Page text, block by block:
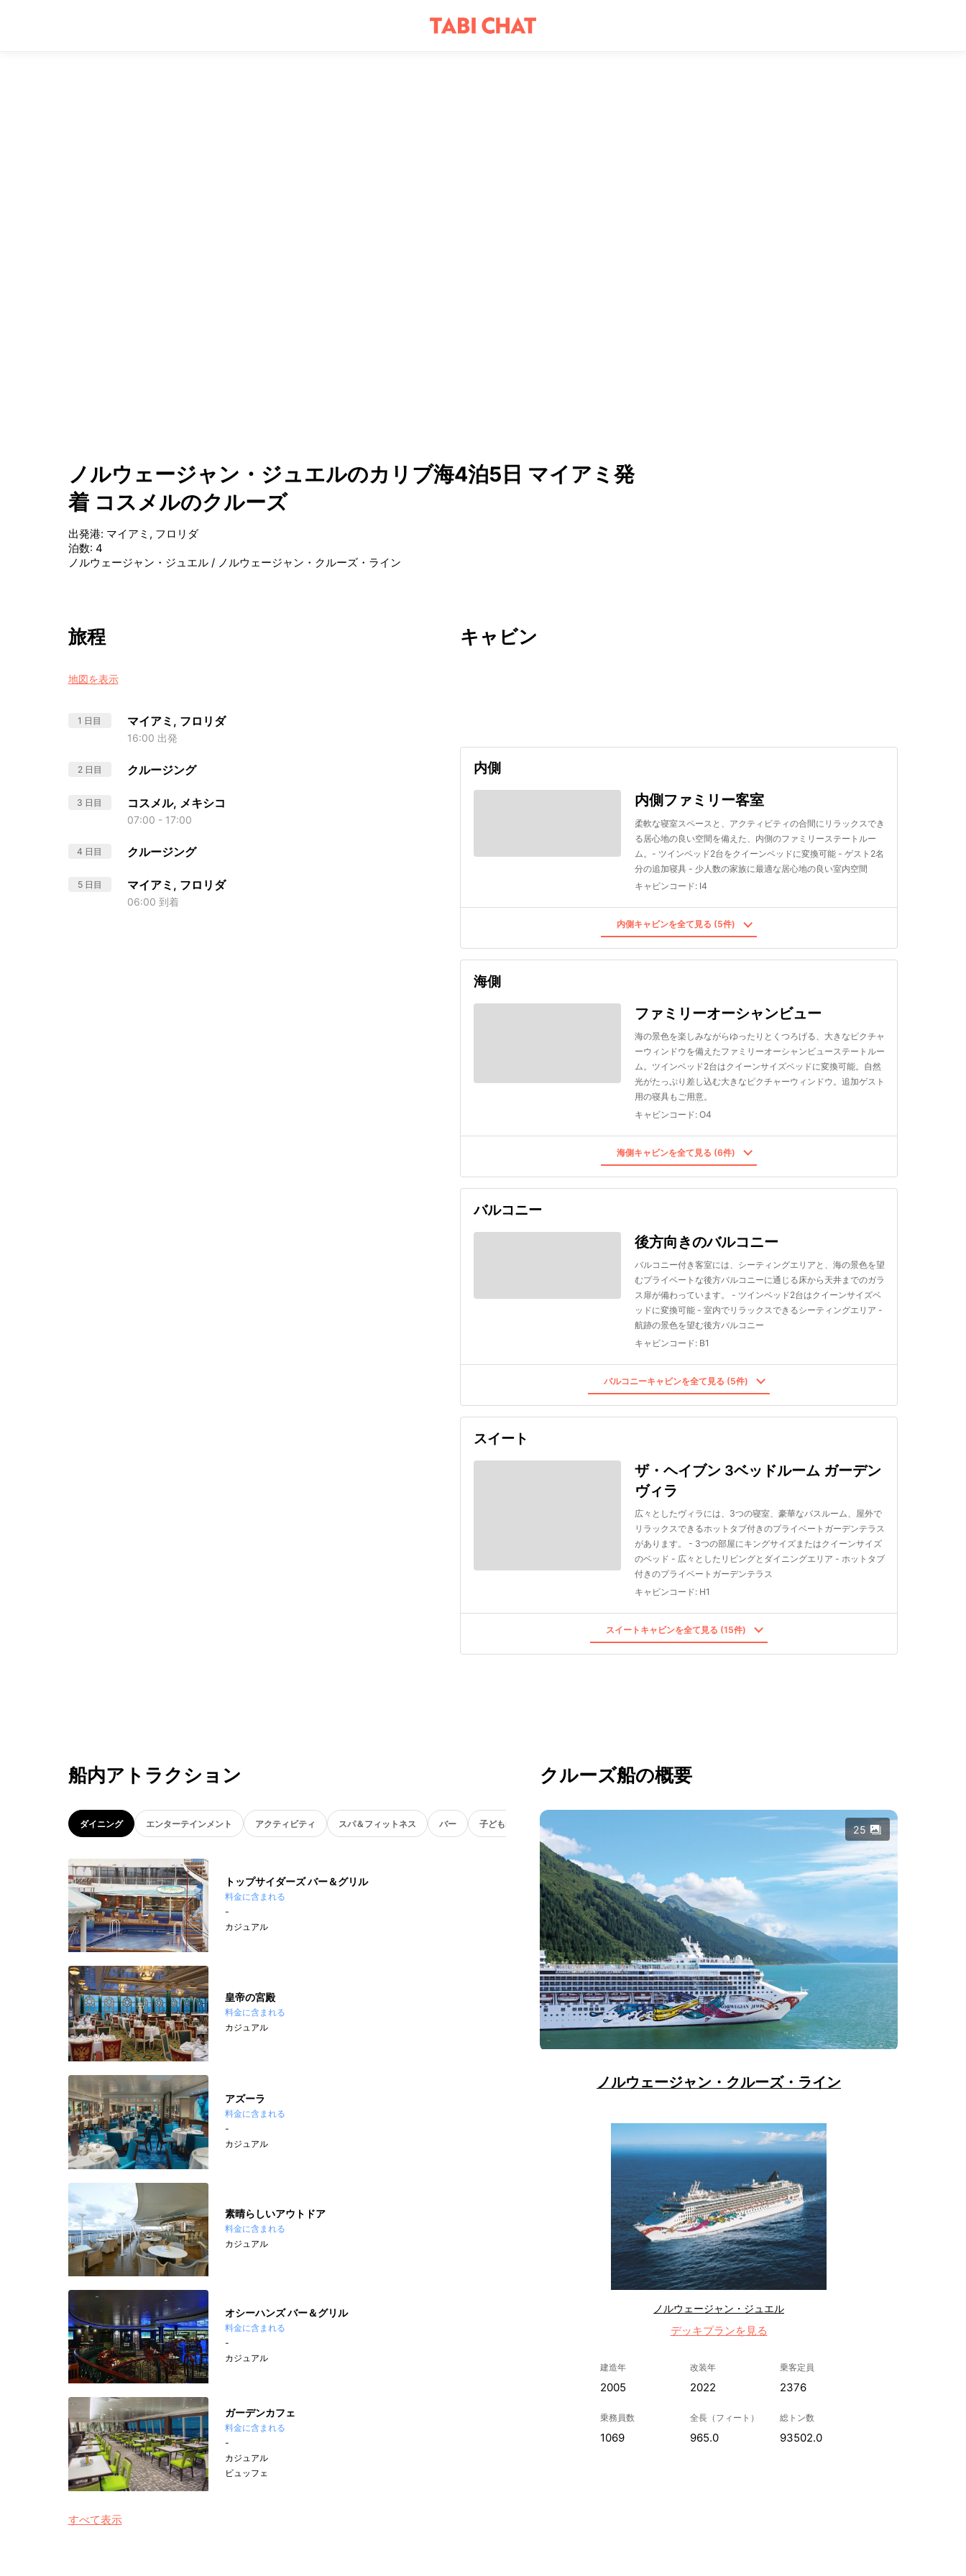
ノルウェージャン・ジュエルのカリブ海4泊5日 マイアミ発
着 コスメルのクルーズ
出発港: マイアミ, フロリダ
泊数: 4
ノルウェージャン・ジュエル/ ノルウェージャン・クルーズ・ライン
旅程
地図を表示
1 日目 マイアミ, フロリダ
16:00 出発
2 日目 クルージング
3 日目 コスメル, メキシコ
07:00 - 17:00
4 日目 クルージング
5 日目 マイアミ, フロリダ
06:00 到着
キャビン
内側
内側ファミリー客室
柔軟な寝室スペースと、アクティビティの合間にリラックスでき
る居心地の良い空間を備えた、内側のファミリーステートルー
ム。- ツインベッド2台をクイーンベッドに変換可能 - ゲスト2名
分の追加寝具 - 少人数の家族に最適な居心地の良い室内空間
キャビンコード: I4
内側キャビンを全て見る (5件)
海側
ファミリーオーシャンビュー
海の景色を楽しみながらゆったりとくつろげる、大きなピクチャ
ーウィンドウを備えたファミリーオーシャンビューステートルー
ム。ツインベッド2台はクイーンサイズベッドに変換可能。自然
光がたっぷり差し込む大きなピクチャーウィンドウ。追加ゲスト
用の寝具もご用意。
キャビンコード: O4
海側キャビンを全て見る (6件)
バルコニー
後方向きのバルコニー
バルコニー付き客室には、シーティングエリアと、海の景色を望
むプライベートな後方バルコニーに通じる床から天井までのガラ
ス扉が備わっています。 - ツインベッド2台はクイーンサイズベ
ッドに変換可能 - 室内でリラックスできるシーティングエリア -
航跡の景色を望む後方バルコニー
キャビンコード: B1
バルコニーキャビンを全て見る (5件)
スイート
ザ・ヘイブン 3ベッドルーム ガーデン
ヴィラ
広々としたヴィラには、3つの寝室、豪華なバスルーム、屋外で
リラックスできるホットタブ付きのプライベートガーデンテラス
があります。 - 3つの部屋にキングサイズまたはクイーンサイズ
のベッド - 広々としたリビングとダイニングエリア - ホットタブ
付きのプライベートガーデンテラス
キャビンコード: H1
スイートキャビンを全て見る (15件)
船内アトラクション
ダイニング エンターテインメント アクティビティ スパ＆フィットネス バー 子ども向け
トップサイダーズ バー＆グリル
料金に含まれる
-
カジュアル
皇帝の宮殿
料金に含まれる
カジュアル
アズーラ
料金に含まれる
-
カジュアル
素晴らしいアウトドア
料金に含まれる
カジュアル
オシーハンズ バー＆グリル
料金に含まれる
-
カジュアル
ガーデンカフェ
料金に含まれる
-
カジュアル
ビュッフェ
すべて表示
クルーズ船の概要
25
ノルウェージャン・クルーズ・ライン
ノルウェージャン・ジュエル
デッキプランを見る
建造年
2005
改装年
2022
乗客定員
2376
乗務員数
1069
全長（フィート）
965.0
総トン数
93502.0